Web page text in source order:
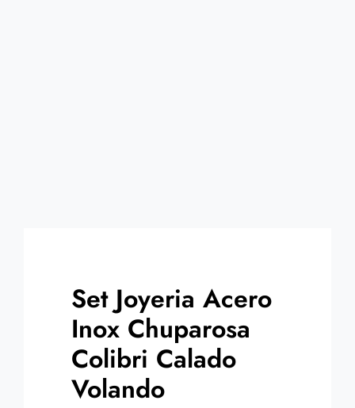
Set Joyeria Acero
Inox Chuparosa
Colibri Calado
Volando